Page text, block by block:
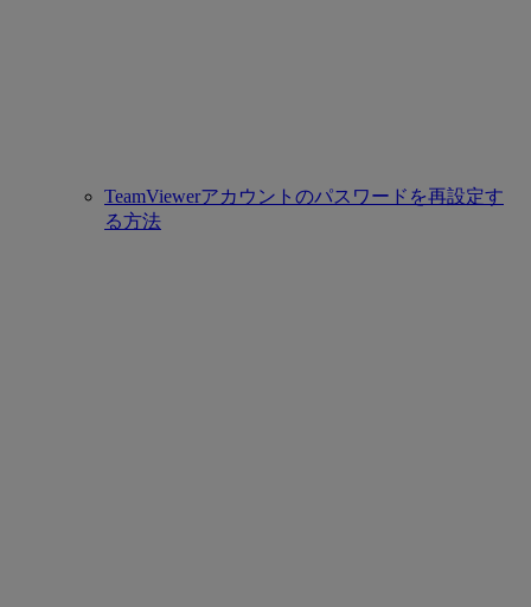
TeamViewerアカウントのパスワードを再設定す
る方法